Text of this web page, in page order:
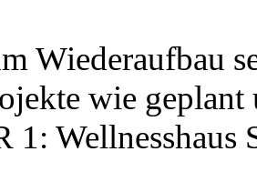
Wiederaufbau
wie
Wellnesshaus